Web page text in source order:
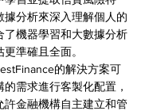
據分析來深入理解個人的
了機器學習和大數據分析
準確且全面。
的解決方案可
的需求進行客製化配置，
許金融機構自主建立和管